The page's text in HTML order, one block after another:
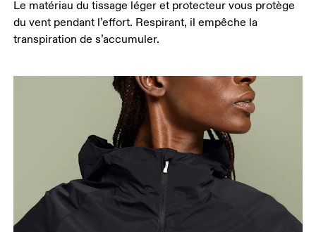
Le matériau du tissage léger et protecteur vous protège
du vent pendant l’effort. Respirant, il empêche la
transpiration de s’accumuler.